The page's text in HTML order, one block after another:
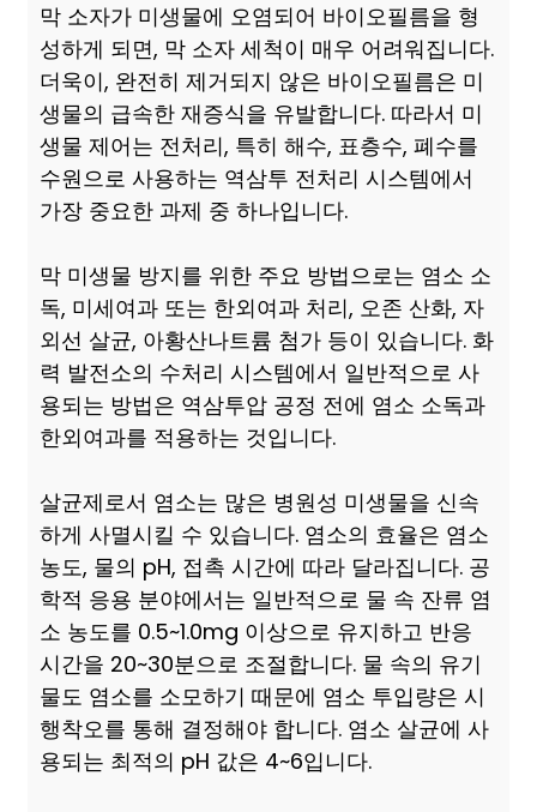
막 소자가 미생물에 오염되어 바이오필름을 형
성하게 되면, 막 소자 세척이 매우 어려워집니다.
더욱이, 완전히 제거되지 않은 바이오필름은 미
생물의 급속한 재증식을 유발합니다. 따라서 미
생물 제어는 전처리, 특히 해수, 표층수, 폐수를
수원으로 사용하는 역삼투 전처리 시스템에서
가장 중요한 과제 중 하나입니다.
막 미생물 방지를 위한 주요 방법으로는 염소 소
독, 미세여과 또는 한외여과 처리, 오존 산화, 자
외선 살균, 아황산나트륨 첨가 등이 있습니다. 화
력 발전소의 수처리 시스템에서 일반적으로 사
용되는 방법은 역삼투압 공정 전에 염소 소독과
한외여과를 적용하는 것입니다.
살균제로서 염소는 많은 병원성 미생물을 신속
하게 사멸시킬 수 있습니다. 염소의 효율은 염소
농도, 물의 pH, 접촉 시간에 따라 달라집니다. 공
학적 응용 분야에서는 일반적으로 물 속 잔류 염
소 농도를 0.5~1.0mg 이상으로 유지하고 반응
시간을 20~30분으로 조절합니다. 물 속의 유기
물도 염소를 소모하기 때문에 염소 투입량은 시
행착오를 통해 결정해야 합니다. 염소 살균에 사
용되는 최적의 pH 값은 4~6입니다.